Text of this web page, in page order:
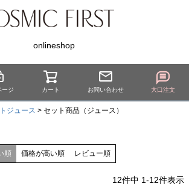
onlineshop
ージ カート お問い合わせ 大口注文
ジュース セット商品（ジュース）
順 価格が高い順 レビュー順
12件中 1-12件表示